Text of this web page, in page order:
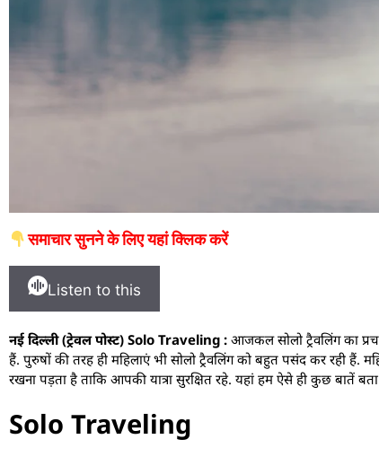
समाचार सुनने के लिए यहां क्लिक करें
Listen to this
नई दिल्ली (ट्रेवल पोस्ट) Solo Traveling : आजकल सोलो ट्रैवलिंग का
हैं. पुरुषों की तरह ही महिलाएं भी सोलो ट्रैवलिंग को बहुत पसंद कर रही
रखना पड़ता है ताकि आपकी यात्रा सुरक्षित रहे. यहां हम ऐसे ही कुछ बातें
Solo Traveling